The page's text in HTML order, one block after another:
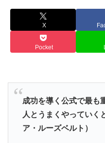
X
Pocket
成功を導く公式で最も
人とうまくやっていく
ア・ ルーズベルト）